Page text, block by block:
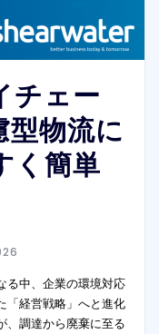
チェー
型物流に
く簡単
る中、企業の環境対応
「経営戦略」へと進化
、調達から廃棄に至る